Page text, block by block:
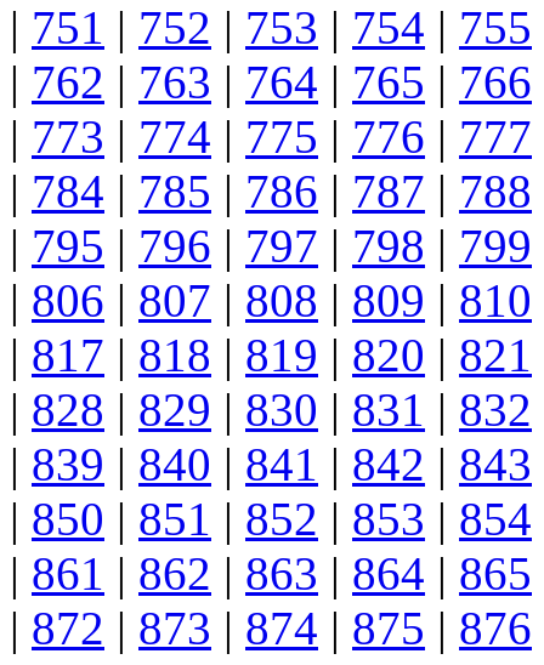
| 751 | 752 | 753 | 754 | 755
| 762 | 763 | 764 | 765 | 766
| 773 | 774 | 775 | 776 | 777
| 784 | 785 | 786 | 787 | 788
| 795 | 796 | 797 | 798 | 799
| 806 | 807 | 808 | 809 | 810
| 817 | 818 | 819 | 820 | 821
| 828 | 829 | 830 | 831 | 832
| 839 | 840 | 841 | 842 | 843
| 850 | 851 | 852 | 853 | 854
| 861 | 862 | 863 | 864 | 865
| 872 | 873 | 874 | 875 | 876